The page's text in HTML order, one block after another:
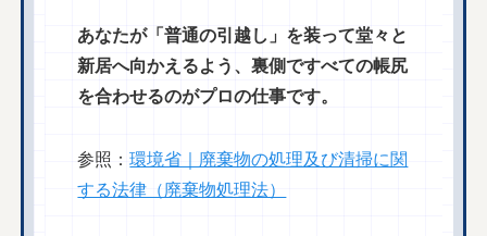
あなたが「普通の引越し」を装って堂々と
新居へ向かえるよう、裏側ですべての帳尻
を合わせるのがプロの仕事です。
参照：環境省｜廃棄物の処理及び清掃に関
する法律（廃棄物処理法）